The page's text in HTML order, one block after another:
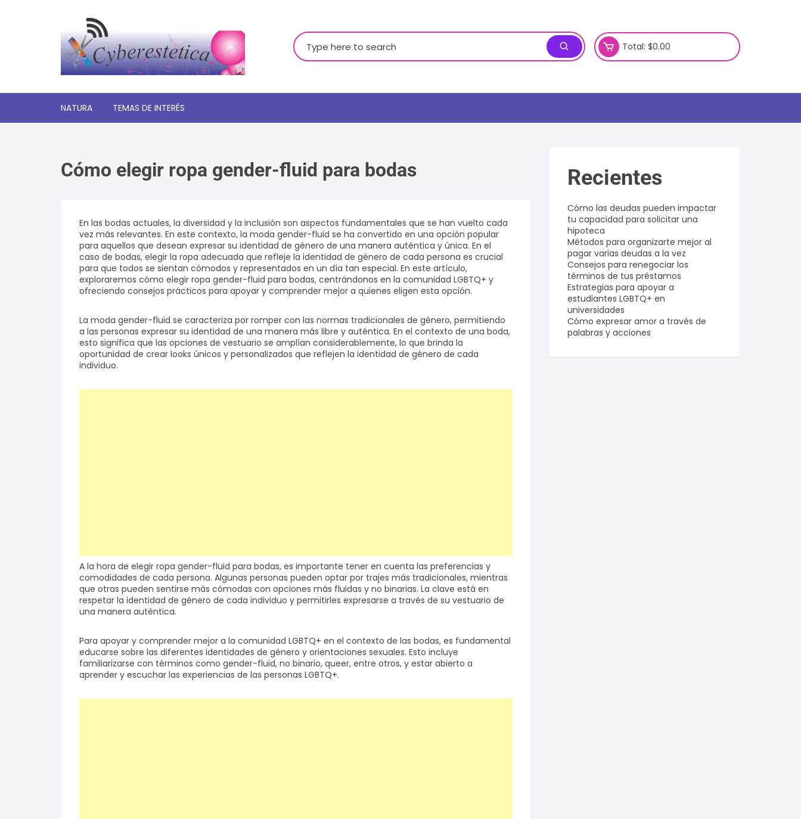
Buscar:
Total: $0.00
NATURA TEMAS DE INTERÉS
Autoayuda y desarrollo
personal
Tecnologia
Estética
Salud y bienestar
Finanzas
Reseñas
Cómo elegir ropa gender-fluid para bodas
En las bodas actuales, la diversidad y la inclusión son aspectos fundamentales que se han vuelto cada
vez más relevantes. En este contexto, la moda gender-fluid se ha convertido en una opción popular
para aquellos que desean expresar su identidad de género de una manera auténtica y única. En el
caso de bodas, elegir la ropa adecuada que refleje la identidad de género de cada persona es crucial
para que todos se sientan cómodos y representados en un día tan especial. En este artículo,
exploraremos cómo elegir ropa gender-fluid para bodas, centrándonos en la comunidad LGBTQ+ y
ofreciendo consejos prácticos para apoyar y comprender mejor a quienes eligen esta opción.
La moda gender-fluid se caracteriza por romper con las normas tradicionales de género, permitiendo
a las personas expresar su identidad de una manera más libre y auténtica. En el contexto de una boda,
esto significa que las opciones de vestuario se amplían considerablemente, lo que brinda la
oportunidad de crear looks únicos y personalizados que reflejen la identidad de género de cada
individuo.
A la hora de elegir ropa gender-fluid para bodas, es importante tener en cuenta las preferencias y
comodidades de cada persona. Algunas personas pueden optar por trajes más tradicionales, mientras
que otras pueden sentirse más cómodas con opciones más fluidas y no binarias. La clave está en
respetar la identidad de género de cada individuo y permitirles expresarse a través de su vestuario de
una manera auténtica.
Para apoyar y comprender mejor a la comunidad LGBTQ+ en el contexto de las bodas, es fundamental
educarse sobre las diferentes identidades de género y orientaciones sexuales. Esto incluye
familiarizarse con términos como gender-fluid, no binario, queer, entre otros, y estar abierto a
aprender y escuchar las experiencias de las personas LGBTQ+.
Recientes
Cómo las deudas pueden impactar
tu capacidad para solicitar una
hipoteca
Métodos para organizarte mejor al
pagar varias deudas a la vez
Consejos para renegociar los
términos de tus préstamos
Estrategias para apoyar a
estudiantes LGBTQ+ en
universidades
Cómo expresar amor a través de
palabras y acciones